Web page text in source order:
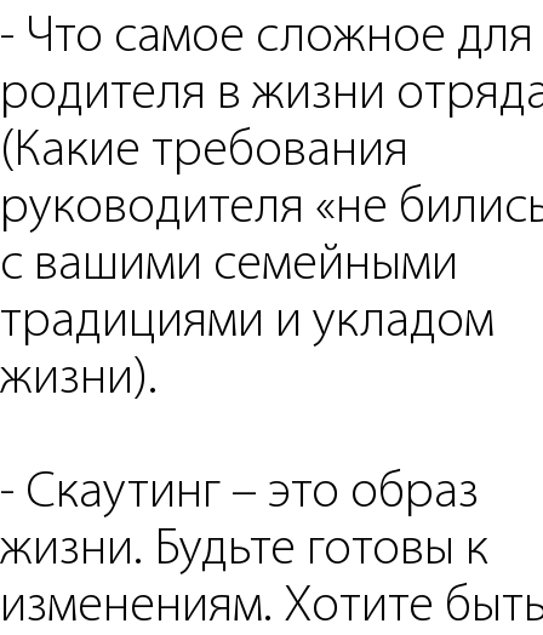
- ⁠Что самое сложное для
родителя в жизни
(Какие требования
руководителя «не
с вашими семейными
традициями и укладом
жизни).
- Скаутинг – это образ
жизни. Будьте готовы к
изменениям. Хотите